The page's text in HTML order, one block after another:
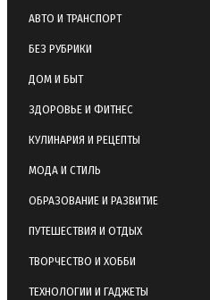
АВТО И ТРАНСПОРТ
БЕЗ РУБРИКИ
ДОМ И БЫТ
ЗДОРОВЬЕ И ФИТНЕС
КУЛИНАРИЯ И РЕЦЕПТЫ
МОДА И СТИЛЬ
ОБРАЗОВАНИЕ И РАЗВИТИЕ
ПУТЕШЕСТВИЯ И ОТДЫХ
ТВОРЧЕСТВО И ХОББИ
ТЕХНОЛОГИИ И ГАДЖЕТЫ